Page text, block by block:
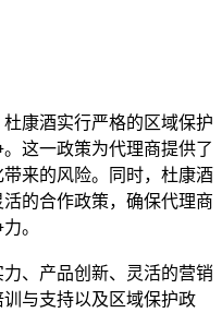
康酒实行严格的区域保护
这一政策为代理商提供了
来的风险。同时，杜康酒
的合作政策，确保代理商
。
、产品创新、灵活的营销
与支持以及区域保护政